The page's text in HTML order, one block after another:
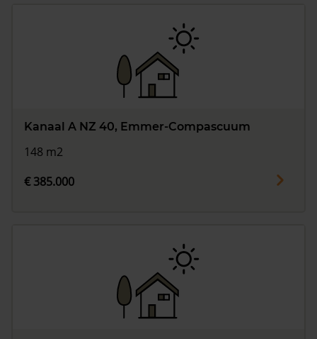
Kanaal A NZ 40, Emmer-Compascuum
148 m2
€ 385.000